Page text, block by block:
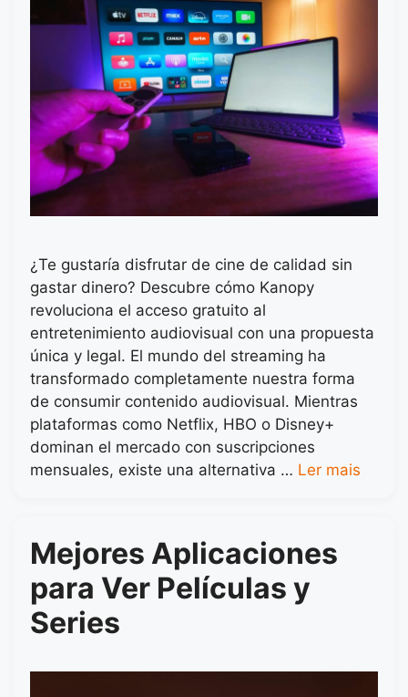
¿Te gustaría disfrutar de cine de calidad sin
gastar dinero? Descubre cómo Kanopy
revoluciona el acceso gratuito al
entretenimiento audiovisual con una propuesta
única y legal. El mundo del streaming ha
transformado completamente nuestra forma
de consumir contenido audiovisual. Mientras
plataformas como Netflix, HBO o Disney+
dominan el mercado con suscripciones
mensuales, existe una alternativa … Ler mais
Mejores Aplicaciones
para Ver Películas y
Series